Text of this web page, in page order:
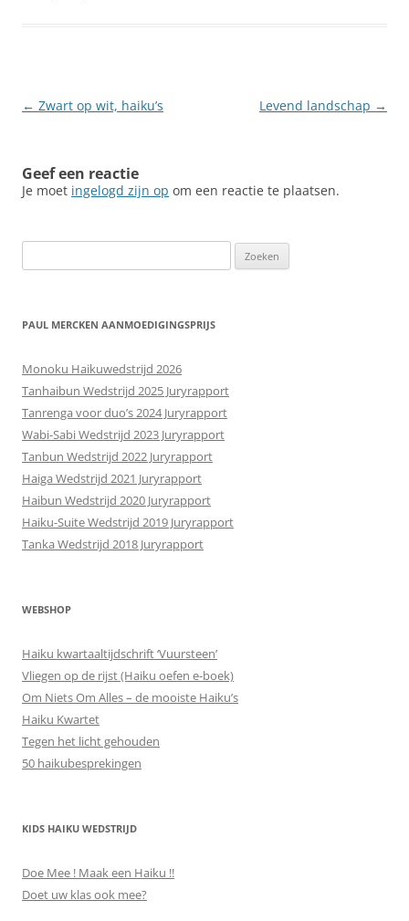
Berichtnavigatie
← Zwart op wit, haiku’s Levend landschap →
Geef een reactie
Je moet ingelogd zijn op om een reactie te plaatsen.
naar:
PAUL MERCKEN AANMOEDIGINGSPRIJS
Monoku Haikuwedstrijd 2026
Tanhaibun Wedstrijd 2025 Juryrapport
Tanrenga voor duo’s 2024 Juryrapport
Wabi-Sabi Wedstrijd 2023 Juryrapport
Tanbun Wedstrijd 2022 Juryrapport
Haiga Wedstrijd 2021 Juryrapport
Haibun Wedstrijd 2020 Juryrapport
Haiku-Suite Wedstrijd 2019 Juryrapport
Tanka Wedstrijd 2018 Juryrapport
WEBSHOP
Haiku kwartaaltijdschrift ‘Vuursteen’
Vliegen op de rijst (Haiku oefen e-boek)
Om Niets Om Alles – de mooiste Haiku’s
Haiku Kwartet
Tegen het licht gehouden
50 haikubesprekingen
KIDS HAIKU WEDSTRIJD
Doe Mee ! Maak een Haiku !!
Doet uw klas ook mee?